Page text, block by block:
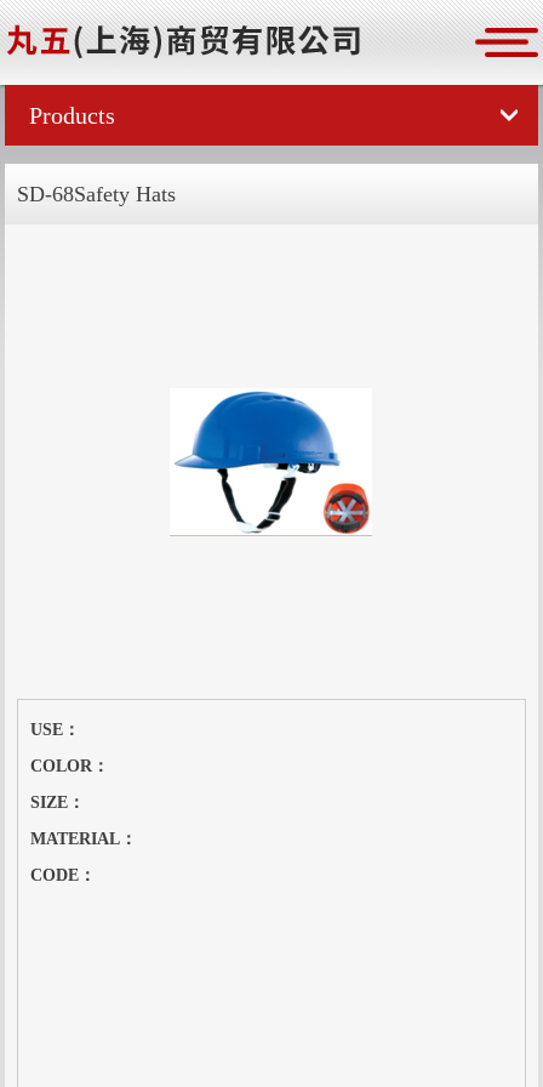
Products
SD-68Safety Hats
USE：
COLOR：
SIZE：
MATERIAL：
CODE：